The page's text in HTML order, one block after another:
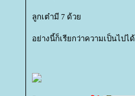
ลูกเต๋ามี 7 ด้ว
อย่างนี้ก็เรียกว่าความเป็นไป